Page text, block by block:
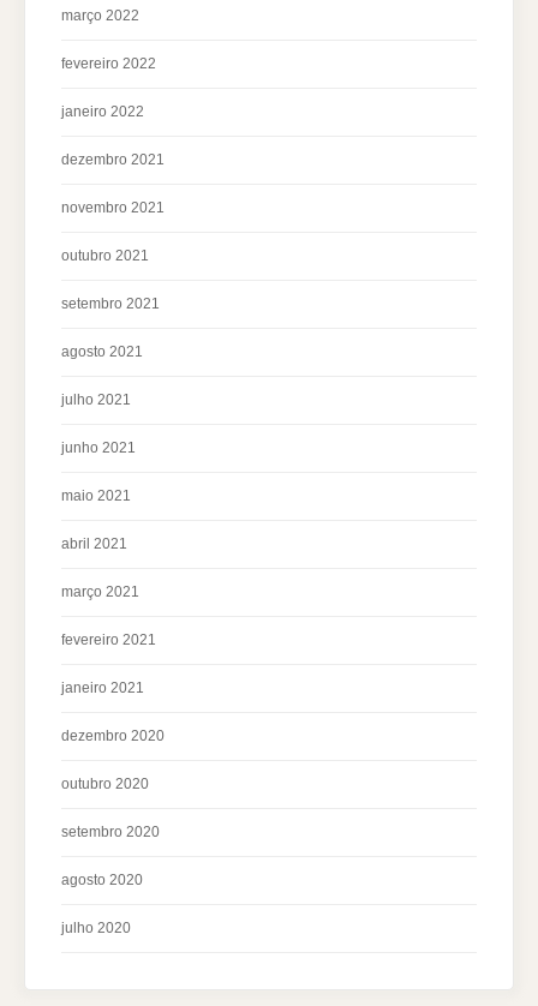
março 2022
fevereiro 2022
janeiro 2022
dezembro 2021
novembro 2021
outubro 2021
setembro 2021
agosto 2021
julho 2021
junho 2021
maio 2021
abril 2021
março 2021
fevereiro 2021
janeiro 2021
dezembro 2020
outubro 2020
setembro 2020
agosto 2020
julho 2020